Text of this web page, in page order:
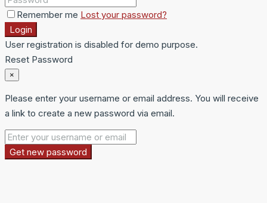
Remember me Lost your password?
Login
User registration is disabled for demo purpose.
Reset Password
×
Please enter your username or email address. You will receive
a link to create a new password via email.
Get new password